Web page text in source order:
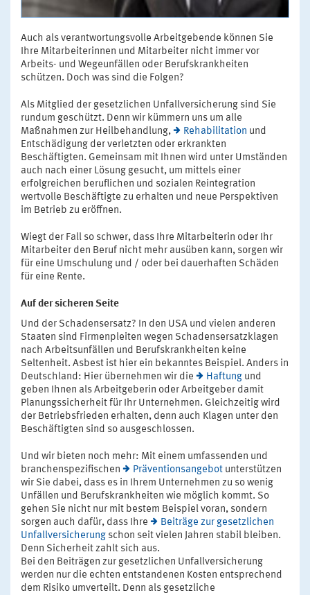
Auch als verantwortungsvolle Arbeitgebende können Sie
Ihre Mitarbeiterinnen und Mitarbeiter nicht immer vor
Arbeits- und Wegeunfällen oder Berufskrankheiten
schützen. Doch was sind die Folgen?
Als Mitglied der gesetzlichen Unfallversicherung sind Sie
rundum geschützt. Denn wir kümmern uns um alle
Maßnahmen zur Heilbehandlung,
Rehabilitation und
Entschädigung der verletzten oder erkrankten
Beschäftigten. Gemeinsam mit Ihnen wird unter Umständen
auch nach einer Lösung gesucht, um mittels einer
erfolgreichen beruflichen und sozialen Reintegration
wertvolle Beschäftigte zu erhalten und neue Perspektiven
im Betrieb zu eröffnen.
Wiegt der Fall so schwer, dass Ihre Mitarbeiterin oder Ihr
Mitarbeiter den Beruf nicht mehr ausüben kann, sorgen wir
für eine Umschulung und / oder bei dauerhaften Schäden
für eine Rente.
Auf der sicheren Seite
Und der Schadensersatz? In den USA und vielen anderen
Staaten sind Firmenpleiten wegen Schadensersatzklagen
nach Arbeitsunfällen und Berufskrankheiten keine
Seltenheit. Asbest ist hier ein bekanntes Beispiel. Anders in
Deutschland: Hier übernehmen wir die
Haftung und
geben Ihnen als Arbeitgeberin oder Arbeitgeber damit
Planungssicherheit für Ihr Unternehmen. Gleichzeitig wird
der Betriebsfrieden erhalten, denn auch Klagen unter den
Beschäftigten sind so ausgeschlossen.
Und wir bieten noch mehr: Mit einem umfassenden und
branchenspezifischen
Präventionsangebot unterstützen
wir Sie dabei, dass es in Ihrem Unternehmen zu so wenig
Unfällen und Berufskrankheiten wie möglich kommt. So
gehen Sie nicht nur mit bestem Beispiel voran, sondern
sorgen auch dafür, dass Ihre
Beiträge zur gesetzlichen
Unfallversicherung schon seit vielen Jahren stabil bleiben.
Denn Sicherheit zahlt sich aus.
Bei den Beiträgen zur gesetzlichen Unfallversicherung
werden nur die echten entstandenen Kosten entsprechend
dem Risiko umverteilt. Denn als gesetzliche